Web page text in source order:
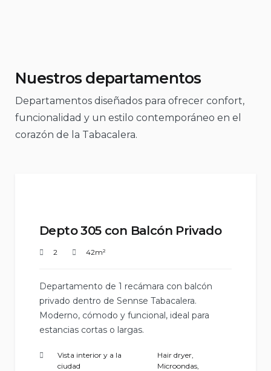
Nuestros departamentos
Departamentos diseñados para ofrecer confort,
funcionalidad y un estilo contemporáneo en el
corazón de la Tabacalera.
Depto 305 con Balcón Privado
2 42m²
Departamento de 1 recámara con balcón
privado dentro de Sennse Tabacalera.
Moderno, cómodo y funcional, ideal para
estancias cortas o largas.
Vista interior y a la
ciudad
Hair dryer,
Microondas,